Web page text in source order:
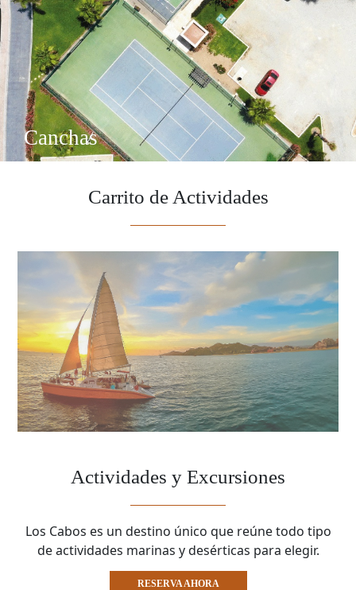
Canchas
Carrito de Actividades
Actividades y Excursiones
Los Cabos es un destino único que reúne todo tipo
de actividades marinas y desérticas para elegir.
RESERVA AHORA